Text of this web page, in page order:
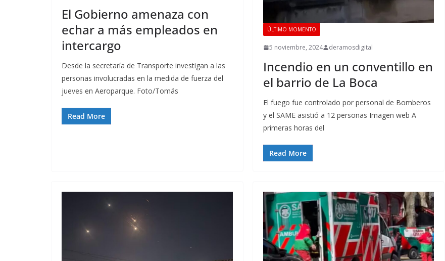
El Gobierno amenaza con
echar a más empleados en
intercargo
Desde la secretaría de Transporte investigan a las
personas involucradas en la medida de fuerza del
jueves en Aeroparque. Foto/Tomás
Read More
ÚLTIMO MOMENTO
5 noviembre, 2024 deramosdigital
Incendio en un conventillo en
el barrio de La Boca
El fuego fue controlado por personal de Bomberos
y el SAME asistió a 12 personas Imagen web A
primeras horas del
Read More